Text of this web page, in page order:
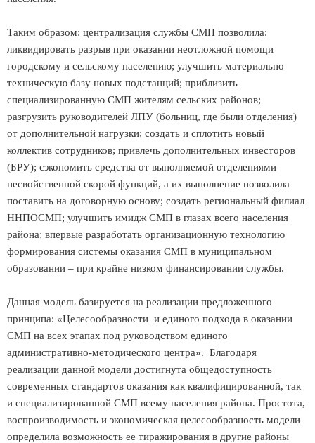
Таким образом: централизация службы СМП позволила:
ликвидировать разрыв при оказании неотложной помощи
городскому и сельскому населению; улучшить материально
техническую базу новых подстанций; приблизить
специализированную СМП жителям сельских районов;
разгрузить руководителей ЛПУ (больниц, где были отделения)
от дополнительной нагрузки; создать и сплотить новый
коллектив сотрудников; привлечь дополнительных инвесторов
(БРУ); сэкономить средства от выполняемой отделениями
несвойственной скорой функций, а их выполнение позволила
поставить на договорную основу; создать региональный филиал
ННПОСМП; улучшить имидж СМП в глазах всего населения
района; впервые разработать организационную технологию
формирования системы оказания СМП в муниципальном
образовании – при крайне низком финансировании службы.
Данная модель базируется на реализации предложенного
принципа: «Целесообразности и единого подхода в оказании
СМП на всех этапах под руководством единого
административно-методического центра». Благодаря
реализации данной модели достигнута общедоступность
современных стандартов оказания как квалифицированной, так
и специализированной СМП всему населения района. Простота,
воспроизводимость и экономическая целесообразность модели
определила возможность ее тиражирования в другие районы